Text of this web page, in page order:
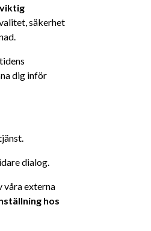
säkerhet
dig inför
dialog.
våra externa
hos